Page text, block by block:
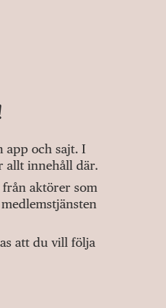
app och sajt. I
allt innehåll där.
från aktörer som
att du vill följa